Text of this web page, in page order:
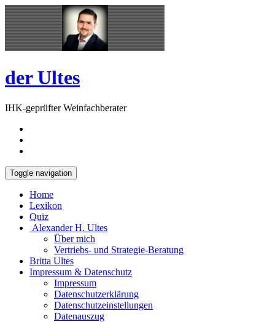
Skip
to
content
Open
Sidebar
der Ultes
IHK-geprüfter Weinfachberater
Toggle navigation
Home
Lexikon
Quiz
Alexander H. Ultes
Über mich
Vertriebs- und Strategie-Beratung
Britta Ultes
Impressum & Datenschutz
Impressum
Datenschutzerklärung
Datenschutzeinstellungen
Datenauszug